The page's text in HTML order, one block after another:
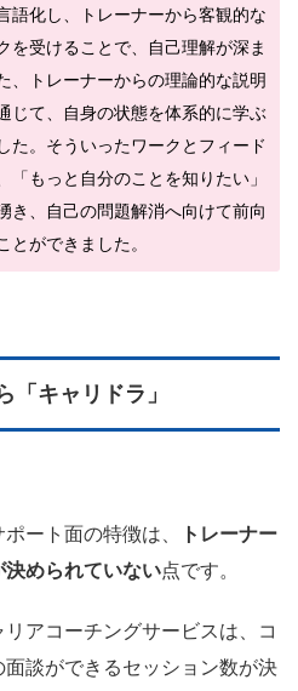
語化し、トレーナーから客観的な
を受けることで、自己理解が深ま
、トレーナーからの理論的な説明
じて、自身の状態を体系的に学ぶ
た。そういったワークとフィード
「もっと自分のことを知りたい」
き、自己の問題解消へ向けて前向
とができました。
「キャリドラ」
ート面の特徴は、
トレーナー
決められていない点です。
アコーチングサービスは、コ
談ができるセッション数が決